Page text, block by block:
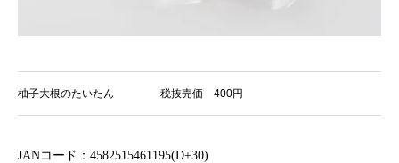
柚子大根のたいたん 税抜売価 400円
JANコード：4582515461195(D+30)